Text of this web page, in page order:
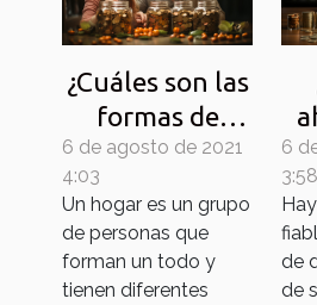
¿Cuáles son las
formas de
ahorrar dinero
en un hogar?
6 de agosto de 2021
4:03
Un hogar es un grupo
de personas que
forman un todo y
tienen diferentes
6
3:58
de
de